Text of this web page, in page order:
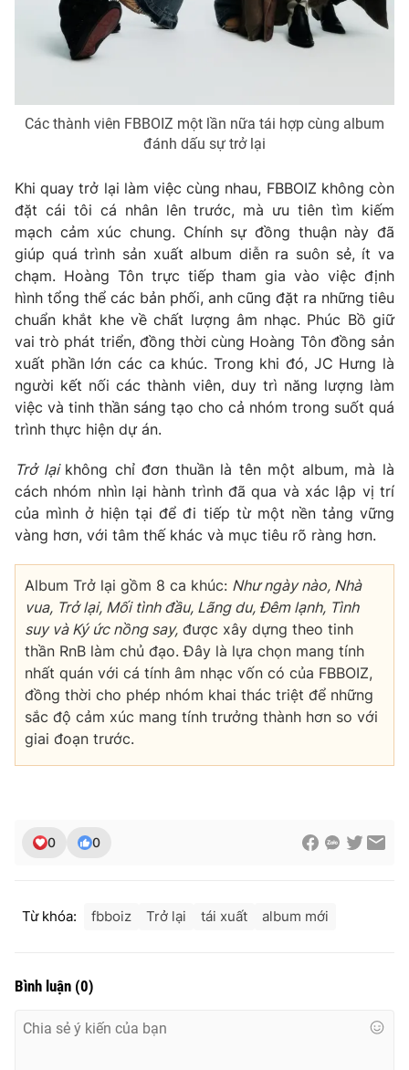
Các thành viên FBBOIZ một lần nữa tái hợp cùng album
đánh dấu sự trở lại
Khi quay trở lại làm việc cùng nhau, FBBOIZ không còn
đặt cái tôi cá nhân lên trước, mà ưu tiên tìm kiếm
mạch cảm xúc chung. Chính sự đồng thuận này đã
giúp quá trình sản xuất album diễn ra suôn sẻ, ít va
chạm. Hoàng Tôn trực tiếp tham gia vào việc định
hình tổng thể các bản phối, anh cũng đặt ra những tiêu
chuẩn khắt khe về chất lượng âm nhạc. Phúc Bồ giữ
vai trò phát triển, đồng thời cùng Hoàng Tôn đồng sản
xuất phần lớn các ca khúc. Trong khi đó, JC Hưng là
người kết nối các thành viên, duy trì năng lượng làm
việc và tinh thần sáng tạo cho cả nhóm trong suốt quá
trình thực hiện dự án.
Trở lại không chỉ đơn thuần là tên một album, mà là
cách nhóm nhìn lại hành trình đã qua và xác lập vị trí
của mình ở hiện tại để đi tiếp từ một nền tảng vững
vàng hơn, với tâm thế khác và mục tiêu rõ ràng hơn.
Album Trở lại gồm 8 ca khúc: Như ngày nào, Nhà
vua, Trở lại, Mối tình đầu, Lãng du, Đêm lạnh, Tình
suy và Ký ức nồng say, được xây dựng theo tinh
thần RnB làm chủ đạo. Đây là lựa chọn mang tính
nhất quán với cá tính âm nhạc vốn có của FBBOIZ,
đồng thời cho phép nhóm khai thác triệt để những
sắc độ cảm xúc mang tính trưởng thành hơn so với
giai đoạn trước.
0 0
Từ khóa: fbboiz Trở lại tái xuất album mới
Bình luận (0)